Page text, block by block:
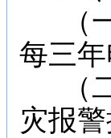
（一
每三
（二
灾报